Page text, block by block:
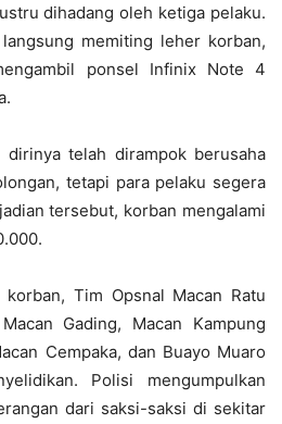
dihadang oleh ketiga pelaku.
memiting leher korban,
ponsel Infinix Note 4
dirinya telah dirampok berusaha
tetapi para pelaku segera
tersebut, korban mengalami
Tim Opsnal Macan Ratu
Gading, Macan Kampung
Cempaka, dan Buayo Muaro
Polisi mengumpulkan
dari saksi-saksi di sekitar